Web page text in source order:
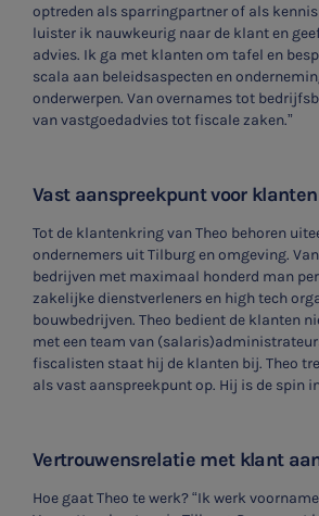
optreden als sparringpartner of als
luister ik nauwkeurig naar de klant en
advies. Ik ga met klanten om tafel en
scala aan beleidsaspecten en
onderwerpen. Van overnames tot
van vastgoedadvies tot fiscale zaken.”
Vast aanspreekpunt voor klanten
Tot de klantenkring van Theo behoren
ondernemers uit Tilburg en omgeving. Van
bedrijven met maximaal honderd man
zakelijke dienstverleners en high tech
bouwbedrijven. Theo bedient de klanten
met een team van
fiscalisten staat hij de klanten bij. Theo
als vast aanspreekpunt op. Hij is de spin
Vertrouwensrelatie met klant
Hoe gaat Theo te werk? “Ik werk